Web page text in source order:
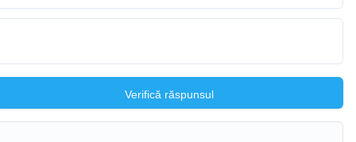
Verifică răspunsul